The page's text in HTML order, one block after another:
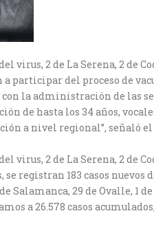
2 de La Serena, 2 de
participar del proceso de
la administración de las
de hasta los 34 años,
a nivel regional”, señaló
2 de La Serena, 2 de
registran 183 casos nuevos
Salamanca, 29 de Ovalle, 1
a 26.578 casos acumulados,